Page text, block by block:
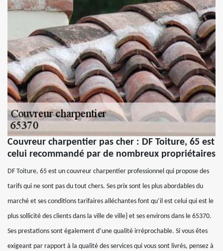
Couvreur charpentier pas cher : DF Toiture, 65 est
celui recommandé par de nombreux propriétaires
DF Toiture, 65 est un couvreur charpentier professionnel qui propose des
tarifs qui ne sont pas du tout chers. Ses prix sont les plus abordables du
marché et ses conditions tarifaires alléchantes font qu’il est celui qui est le
plus sollicité des clients dans la ville de ville} et ses environs dans le 65370.
Ses prestations sont également d’une qualité irréprochable. Si vous êtes
exigeant par rapport à la qualité des services qui vous sont livrés, pensez à